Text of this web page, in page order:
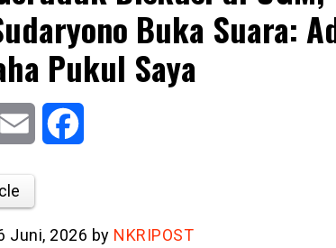
Buka Suara:
Pukul Saya
Email
Juni, 2026 by NKRIPOST